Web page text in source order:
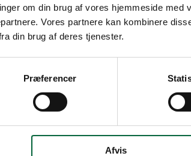
om din brug af vores hjemmeside med
Vores partnere kan kombinere
din brug af deres tjenester.
Præferencer
Afvis